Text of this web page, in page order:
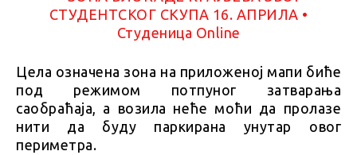
Цела означена зона на приложеној мапи биће
под режимом потпуног затварања
саобраћаја, а возила неће моћи да пролазе
нити да буду паркирана унутар овог
периметра.